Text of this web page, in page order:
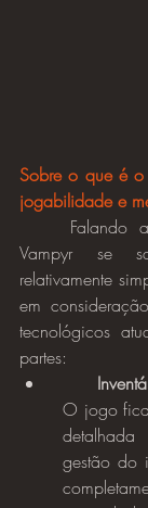
Sobre o que é
jogabilidade e
Vampyr se
relativamente
em
tecnológicos
partes:
O jogo
gestão do